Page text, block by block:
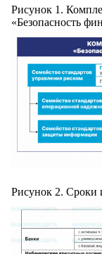
Рисунок 1.
«Безопасность
Рисунок 2. Сроки